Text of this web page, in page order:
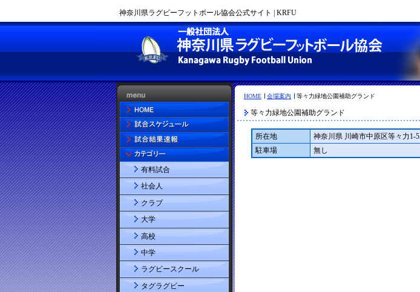
神奈川県ラグビーフットボール協会公式サイト | KRFU
HOME 会場案内 等々力緑地公園補助グランド
等々力緑地公園補助グランド
所在地
神奈川県 川崎市中原区等々力1-5
駐車場
無し
有料試合
社会人
クラブ
大学
高校
中学
ラグビースクール
タグラグビー